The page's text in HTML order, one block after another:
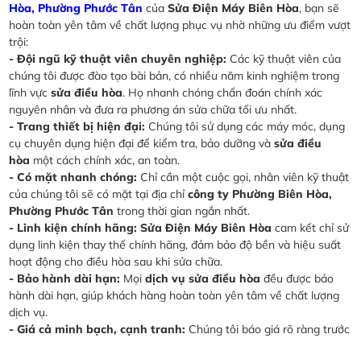
Hòa, Phường Phước Tân củaSửa Điện Máy Biên Hòa, bạn sẽ
hoàn toàn yên tâm về chất lượng phục vụ nhờ những ưu điểm vượt
trội:
- Đội ngũ kỹ thuật viên chuyên nghiệp: Các kỹ thuật viên của
chúng tôi được đào tạo bài bản, có nhiều năm kinh nghiệm trong
lĩnh vựcsửa điều hòa. Họ nhanh chóng chẩn đoán chính xác
nguyên nhân và đưa ra phương án sửa chữa tối ưu nhất.
- Trang thiết bị hiện đại: Chúng tôi sử dụng các máy móc, dụng
cụ chuyên dụng hiện đại để kiểm tra, bảo dưỡng vàsửa điều
hòa một cách chính xác, an toàn.
- Có mặt nhanh chóng: Chỉ cần một cuộc gọi, nhân viên kỹ thuật
của chúng tôi sẽ có mặt tại địa chỉcông ty Phường Biên Hòa,
Phường Phước Tân trong thời gian ngắn nhất.
- Linh kiện chính hãng: Sửa Điện Máy Biên Hòa cam kết chỉ sử
dụng linh kiện thay thế chính hãng, đảm bảo độ bền và hiệu suất
hoạt động cho điều hòa sau khi sửa chữa.
- Bảo hành dài hạn: Mọidịch vụ sửa điều hòa đều được bảo
hành dài hạn, giúp khách hàng hoàn toàn yên tâm về chất lượng
dịch vụ.
- Giá cả minh bạch, cạnh tranh: Chúng tôi báo giá rõ ràng trước